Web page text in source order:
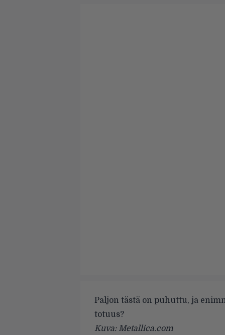
Paljon tästä on puhuttu, ja
totuus?
Kuva: Metallica.com